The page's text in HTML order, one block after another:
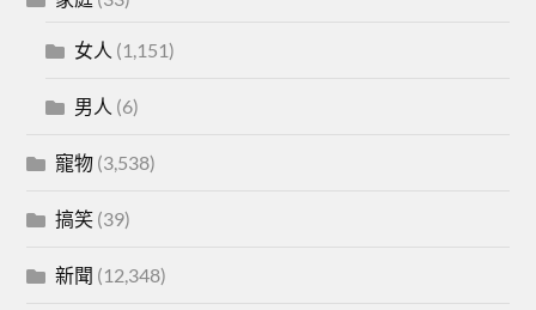
女人 (1,151)
男人 (6)
寵物 (3,538)
搞笑 (39)
新聞 (12,348)